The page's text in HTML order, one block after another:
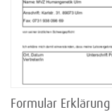
Formular